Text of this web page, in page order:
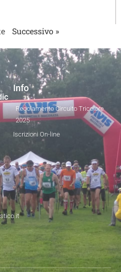
Successivo »
Info
Regolamento Circuito Tricolore
2025
Iscrizioni On-line